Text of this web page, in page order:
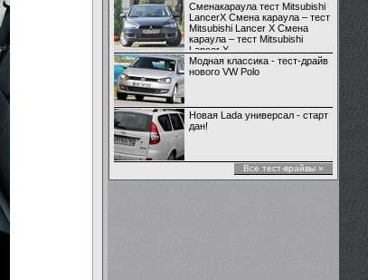
Сменакараула тест Mitsubishi
LancerX Смена караула – тест
Mitsubishi Lancer X Смена
караула – тест Mitsubishi
Lancer X
Модная классика - тест-драйв
нового VW Polo
Новая Lada универсал - старт
дан!
Все тест-врайвы »